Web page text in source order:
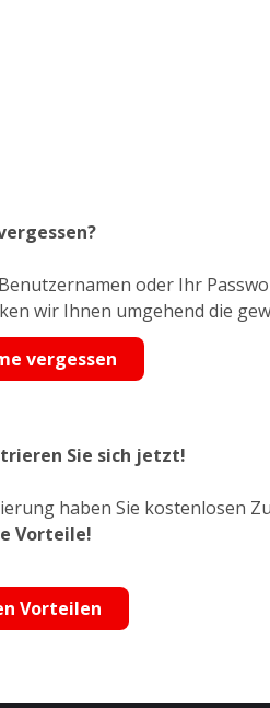
oder Ihr
wir Ihnen umgehend die
vergessen
Sie sich jetzt!
haben Sie kostenlosen
Vorteile!
Vorteilen